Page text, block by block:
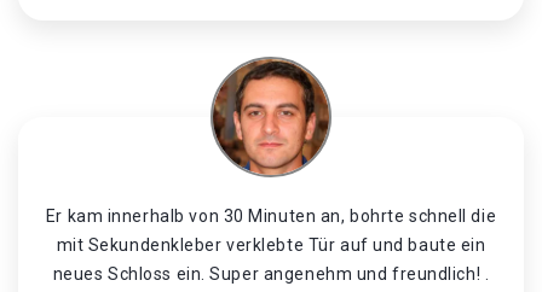
Er kam innerhalb von 30 Minuten an, bohrte schnell die
mit Sekundenkleber verklebte Tür auf und baute ein
neues Schloss ein. Super angenehm und freundlich! .